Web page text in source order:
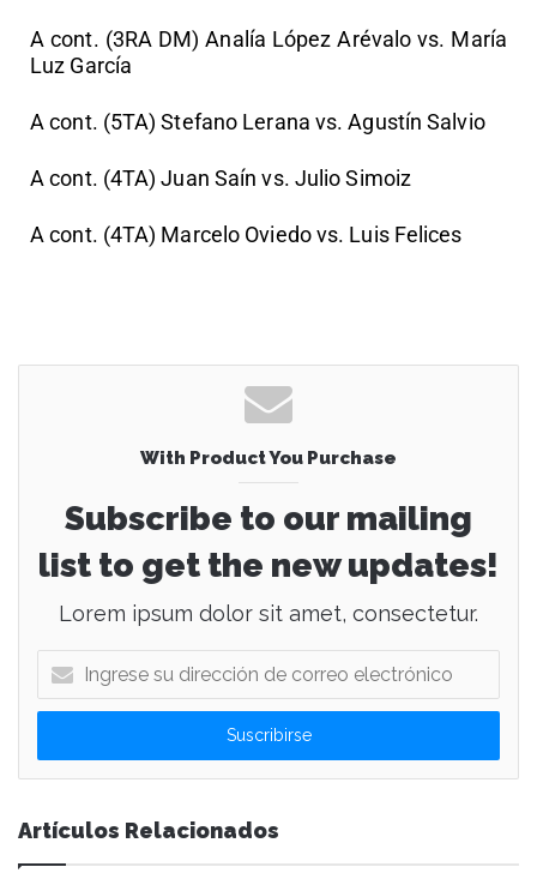
A cont. (3RA DM) Analía López Arévalo vs. María
Luz García
A cont. (5TA) Stefano Lerana vs. Agustín Salvio
A cont. (4TA) Juan Saín vs. Julio Simoiz
A cont. (4TA) Marcelo Oviedo vs. Luis Felices
With Product You Purchase
Subscribe to our mailing
list to get the new updates!
Lorem ipsum dolor sit amet, consectetur.
Artículos Relacionados